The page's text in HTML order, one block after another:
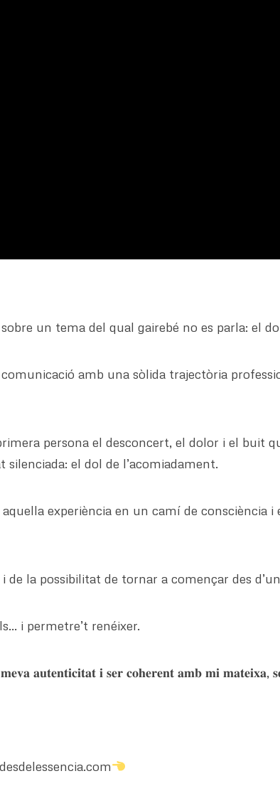
un tema del qual gairebé no es parla: el
amb una sòlida trajectòria
persona el desconcert, el dolor i el buit
el dol de l’acomiadament.
experiència en un camí de consciència
la possibilitat de tornar a començar des
i permetre’t renéixer.
𝐚𝐮𝐭𝐞𝐧𝐭𝐢𝐜𝐢𝐭𝐚𝐭 𝐢 𝐬𝐞𝐫 𝐜𝐨𝐡𝐞𝐫𝐞𝐧𝐭 𝐚𝐦𝐛 𝐦𝐢 𝐦𝐚𝐭𝐞𝐢𝐱𝐚,